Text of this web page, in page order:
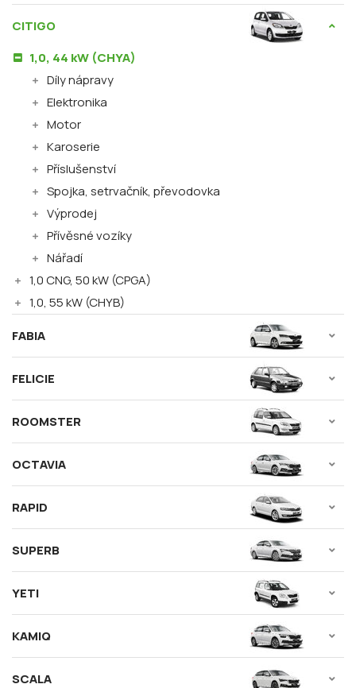
CITIGO
1,0, 44 kW (CHYA)
Díly nápravy
Elektronika
Motor
Karoserie
Příslušenství
Spojka, setrvačník, převodovka
Výprodej
Přívěsné vozíky
Nářadí
1,0 CNG, 50 kW (CPGA)
1,0, 55 kW (CHYB)
FABIA
FELICIE
ROOMSTER
OCTAVIA
RAPID
SUPERB
YETI
KAMIQ
SCALA